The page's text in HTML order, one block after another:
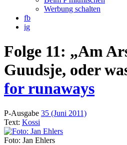
Werbung schalten
fb
ig
Folge 11: „Am
Guudsje, oder
for runaways
P-Ausgabe 35 (Juni 2011)
Text: Kossi
Foto: Jan Ehlers